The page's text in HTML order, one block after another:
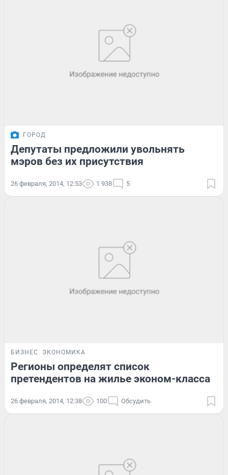
ГОРОД
Депутаты предложили увольнять
мэров без их присутствия
26 февраля, 2014, 12:53 1 938 5
БИЗНЕС ЭКОНОМИКА
Регионы определят список
претендентов на жилье эконом-класса
26 февраля, 2014, 12:38 100 Обсудить